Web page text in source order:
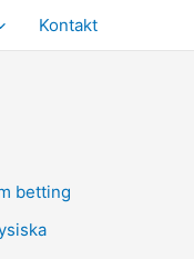
Kontakt
betting